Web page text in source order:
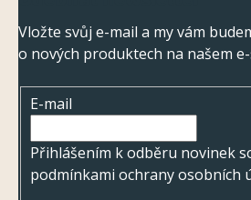
Vložte svůj e-mail a my vám
o nových produktech na našem
E-mail
Přihlášením k odběru novinek
podmínkami ochrany osobních